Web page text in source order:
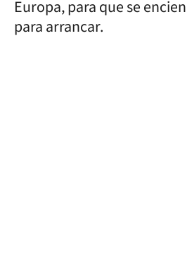
Europa, para que se
para arrancar.